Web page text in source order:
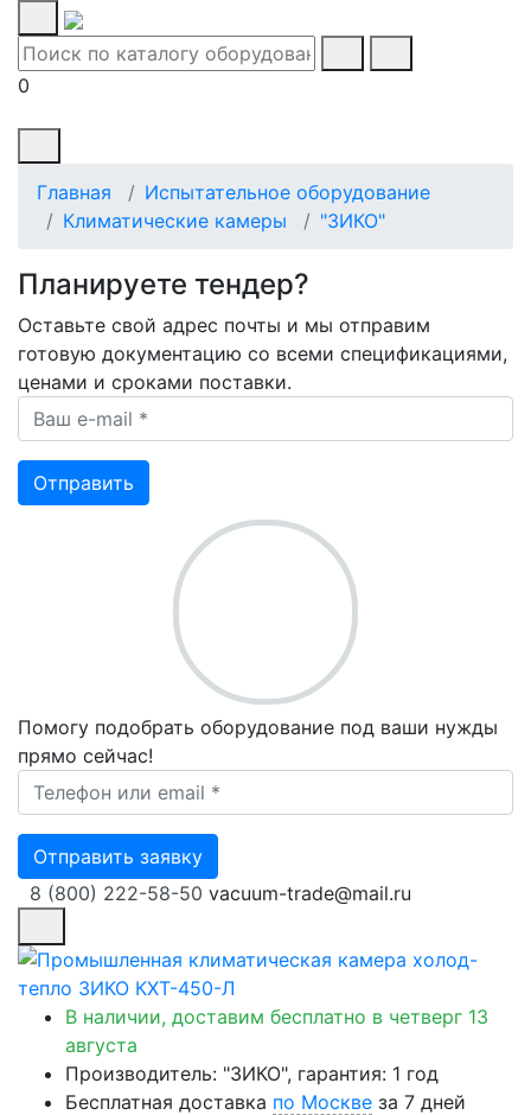
0
Главная
Испытательное оборудование
Климатические камеры
"ЗИКО"
Планируете тендер?
Оставьте свой адрес почты и мы отправим
готовую документацию со всеми спецификациями,
ценами и сроками поставки.
Ваш e-mail *
Отправить
Помогу подобрать оборудование под ваши нужды
прямо сейчас!
Ваш телефон *
Отправить заявку
8 (800) 222-58-50 vacuum-trade@mail.ru
В наличии, доставим бесплатно в четверг 13
августа
Производитель: "ЗИКО", гарантия: 1 год
Бесплатная доставка по Москве за 7 дней